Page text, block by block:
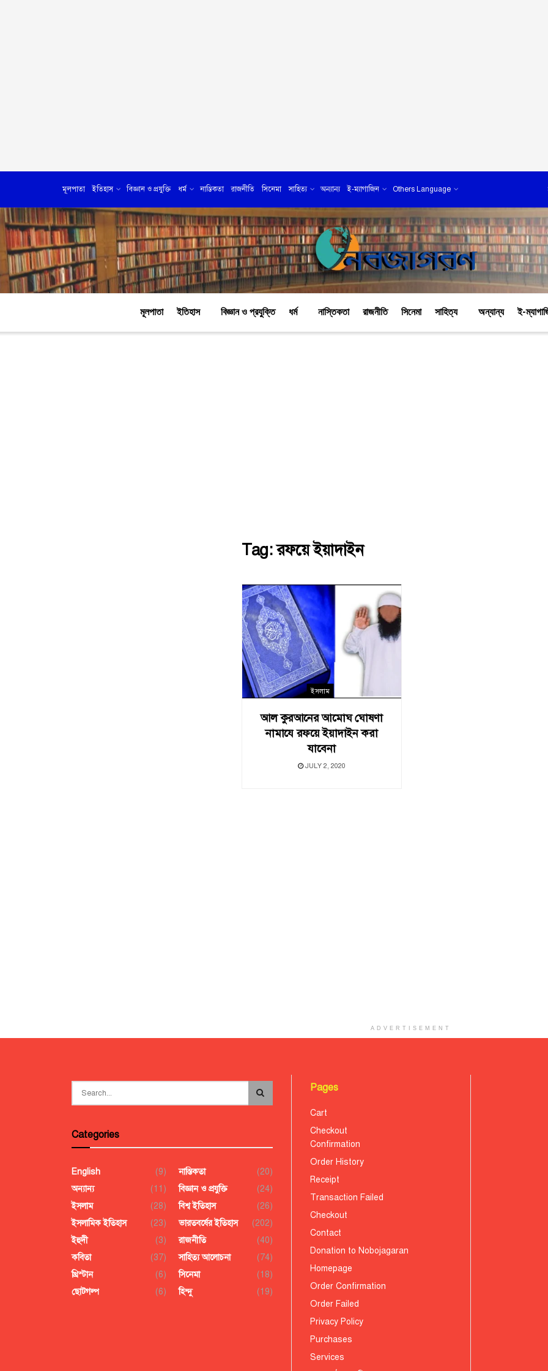
মূলপাতা ইতিহাস বিজ্ঞান ও প্রযুক্তি ধর্ম নাস্তিকতা রাজনীতি সিনেমা সাহিত্য অন্যান্য ই-ম্যাগাজিন Others Language
মূলপাতা ইতিহাস বিজ্ঞান ও প্রযুক্তি ধর্ম নাস্তিকতা রাজনীতি সিনেমা সাহিত্য অন্যান্য ই-
Tag:রফয়ে ইয়াদাইন
ইসলাম
আল কুরআনের আমোঘ ঘোষণা
নামাযে রফয়ে ইয়াদাইন করা
যাবেনা
JULY 2, 2020
ADVERTISEMENT
Categories
English
(9)
অন্যান্য
(11)
ইসলাম
(28)
ইসলামিক ইতিহাস
(23)
ইহুদী
(3)
কবিতা
(37)
খ্রিস্টান
(6)
ছোটগল্প
(6)
নাস্তিকতা
(20)
বিজ্ঞান ও প্রযুক্তি
(24)
বিশ্ব ইতিহাস
(26)
ভারতবর্ষের ইতিহাস
(202)
রাজনীতি
(40)
সাহিত্য আলোচনা
(74)
সিনেমা
(18)
হিন্দু
(19)
Pages
Cart
Checkout
Confirmation
Order History
Receipt
Transaction Failed
Checkout
Contact
Donation to Nobojagaran
Homepage
Order Confirmation
Order Failed
Privacy Policy
Purchases
Services